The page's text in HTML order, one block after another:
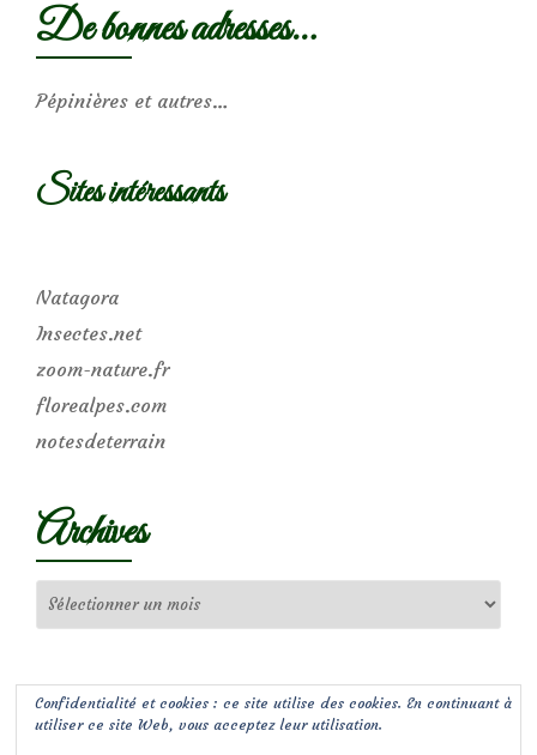
De bonnes adresses…
Pépinières et autres…
Sites intéressants
Natagora
Insectes.net
zoom-nature.fr
florealpes.com
notesdeterrain
Archives
Confidentialité et cookies : ce site utilise des cookies. En continuant à
utiliser ce site Web, vous acceptez leur utilisation.